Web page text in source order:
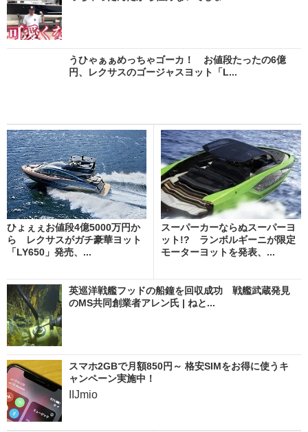
うひゃぁぁめっちゃゴーカ！ お値段たったの6億
円、レクサスのゴージャスヨット「L...
ひょぇぇお値段4億5000万円か
ら レクサスがガチ豪華ヨット
「LY650」発売、...
スーパーカーならぬスーパーヨ
ット!? ランボルギーニが限定
モーターヨットを発表、...
英巡洋戦艦フッドの船鐘を回収成功 戦艦武蔵発見
のMS共同創業者アレン氏 | ねと...
スマホ2GBで月額850円～ 格安SIMをお得に使うキ
ャンペーン実施中！
IIJmio